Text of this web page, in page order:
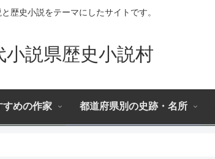
歴史小説をテーマにしたサイトです。
小説県歴史小説村
すめの作家 都道府県別の史跡・名所